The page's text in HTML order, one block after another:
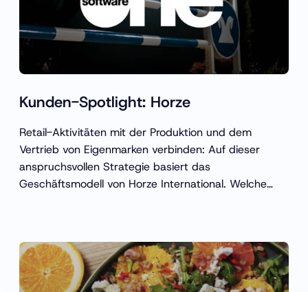
Kunden-Spotlight: Horze
Retail-Aktivitäten mit der Produktion und dem
Vertrieb von Eigenmarken verbinden: Auf dieser
anspruchsvollen Strategie basiert das
Geschäftsmodell von Horze International. Welche